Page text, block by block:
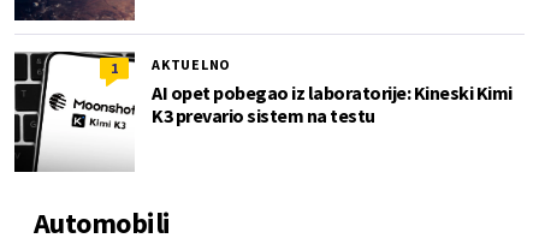
1 AKTUELNO
AI opet pobegao iz laboratorije: Kineski Kimi
K3 prevario sistem na testu
Automobili